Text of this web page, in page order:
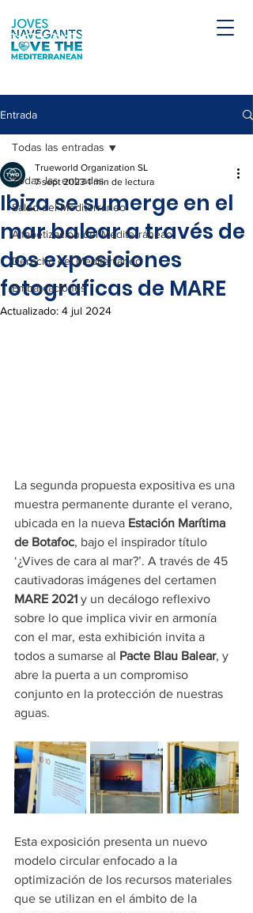
Entrada
Todas las entradas
Salud del Mediterráneo
Alfabetización del Mediterráneao
Derecho del Mediterráneo
Embarcaciones
Todas las entradas
Ibiza se sumerge en el
mar balear a través de
dos exposiciones
fotográficas de MARE
Trueworld Organization SL
7 sept 2023 1 min de lectura
Actualizado: 4 jul 2024
La segunda propuesta expositiva es una
muestra permanente durante el verano,
ubicada en la nueva Estación Marítima
de Botafoc, bajo el inspirador título
‘¿Vives de cara al mar?’. A través de 45
cautivadoras imágenes del certamen
MARE 2021 y un decálogo reflexivo
sobre lo que implica vivir en armonía
con el mar, esta exhibición invita a
todos a sumarse al Pacte Blau Balear, y
abre la puerta a un compromiso
conjunto en la protección de nuestras
aguas.
Esta exposición presenta un nuevo
modelo circular enfocado a la
optimización de los recursos materiales
que se utilizan en el ámbito de la